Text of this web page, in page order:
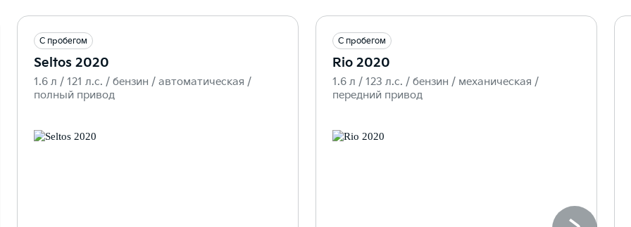
С пробегом
Seltos 2020
1.6 л / 121 л.c. / бензин / автоматическая /
полный привод
С пробегом
Rio 2020
1.6 л / 123 л.c. / бензин / механическая /
передний привод